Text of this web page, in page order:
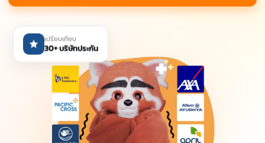
เปรียบเทียบ
30+ บริษัทประกัน